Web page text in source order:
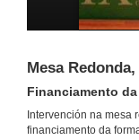
Mesa
Financiamento
Intervención na mesa
financiamento da